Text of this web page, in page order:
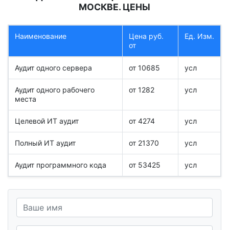
МОСКВЕ. ЦЕНЫ
Наименование
Цена руб.
от
Ед. Изм.
Аудит одного сервера от 10685 усл
Аудит одного рабочего
места
от 1282 усл
Целевой ИТ аудит от 4274 усл
Полный ИТ аудит от 21370 усл
Аудит программного кода от 53425 усл